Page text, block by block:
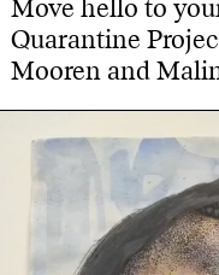
Move hello to
Quarantine
Mooren and